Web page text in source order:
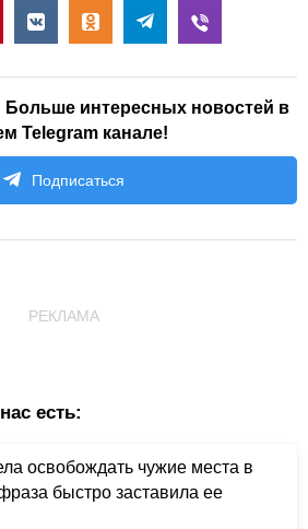
Больше интересных новостей в
Telegram канале!
Подписаться
РЕКЛАМА
есть:
освобождать чужие места в
быстро заставила ее